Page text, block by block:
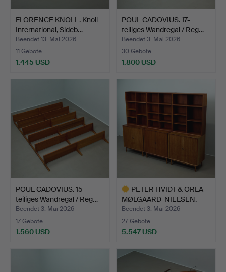
FLORENCE KNOLL. Knoll
International, Sideb…
Beendet 13. Mai 2026
11 Gebote
1.445 USD
POUL CADOVIUS. 17-
teiliges Wandregal / Reg…
Beendet 3. Mai 2026
30 Gebote
1.800 USD
POUL CADOVIUS. 15-
teiliges Wandregal / Reg…
Beendet 3. Mai 2026
17 Gebote
1.560 USD
PETER HVIDT & ORLA
MØLGAARD-NIELSEN.
Modul…
Beendet 3. Mai 2026
27 Gebote
5.547 USD
Objekt